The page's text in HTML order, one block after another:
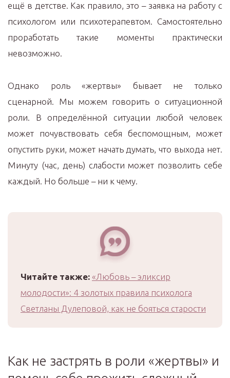
ещё в детстве. Как правило, это – заявка на работу с
психологом или психотерапевтом. Самостоятельно
проработать такие моменты практически
невозможно.
Однако роль «жертвы» бывает не только
сценарной. Мы можем говорить о ситуационной
роли. В определённой ситуации любой человек
может почувствовать себя беспомощным, может
опустить руки, может начать думать, что выхода нет.
Минуту (час, день) слабости может позволить себе
каждый. Но больше – ни к чему.
Читайте также: «Любовь – эликсир
молодости»: 4 золотых правила психолога
Светланы Дулеповой, как не бояться старости
Как не застрять в роли «жертвы» и